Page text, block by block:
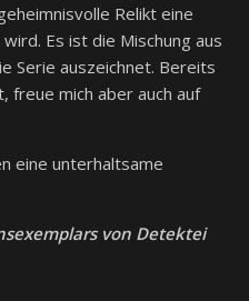
Relikt eine
Es ist die Mischung aus
Serie auszeichnet. Bereits
freue mich aber auch auf
eine unterhaltsame
von Detektei